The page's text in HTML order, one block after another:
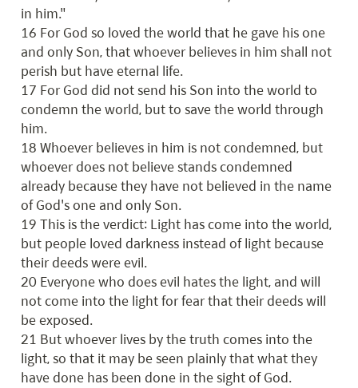
in him."
16 For God so loved the world that he gave his one
and only Son, that whoever believes in him shall not
perish but have eternal life.
17 For God did not send his Son into the world to
condemn the world, but to save the world through
him.
18 Whoever believes in him is not condemned, but
whoever does not believe stands condemned
already because they have not believed in the name
of God's one and only Son.
19 This is the verdict: Light has come into the world,
but people loved darkness instead of light because
their deeds were evil.
20 Everyone who does evil hates the light, and will
not come into the light for fear that their deeds will
be exposed.
21 But whoever lives by the truth comes into the
light, so that it may be seen plainly that what they
have done has been done in the sight of God.